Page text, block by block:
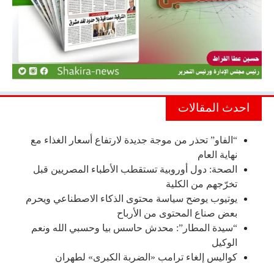
احدث المقالات
“الفاو” تحذر من موجة جديدة لارتفاع أسعار الغذاء مع
نهاية العام
الصحة: دول أوروبية تستقطب الأطباء المصريين قبل
تخرّجهم من الكلية
يوتيوب يوضح سياسة محتوى الذكاء الاصطناعي ويحرم
بعض صناع المحتوى من الأرباح
“سيدة المطار”: محدش حاسس بيا وحسبي الله ونعم
الوكيل
كواليس إلغاء ترامب «الضربة الكبرى» لطهران